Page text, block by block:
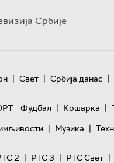
Србије
| Свет | Србија данас |
Фудбал | Кошарка |
| Музика |
2 | РТС 3 | РТС Свет |